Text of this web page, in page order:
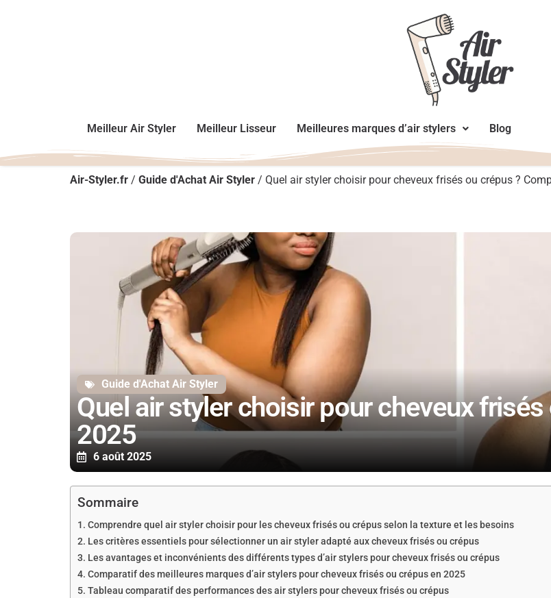
Meilleur Air Styler Meilleur Lisseur Meilleures marques d’air stylers Blog
Air-Styler.fr / Guide d'Achat Air Styler / Quel air styler choisir pour cheveux frisés ou crépus ?
Guide d'Achat Air Styler
Quel air styler choisir pour cheveux
2025
6 août 2025
Sommaire
Comprendre quel air styler choisir pour les cheveux frisés ou crépus selon la texture et les besoins
Les critères essentiels pour sélectionner un air styler adapté aux cheveux frisés ou crépus
Les avantages et inconvénients des différents types d’air stylers pour cheveux frisés ou crépus
Comparatif des meilleures marques d’air stylers pour cheveux frisés ou crépus en 2025
Tableau comparatif des performances des air stylers pour cheveux frisés ou crépus